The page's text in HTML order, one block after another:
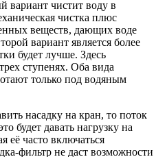
вариант чистит воду в
чистка плюс
веществ, дающих воде
вариант является более
будет лучше. Здесь
ступенях. Оба вида
только под водяным
насадку на кран, то поток
будет давать нагрузку на
часто включаться
фильтр не даст возможности